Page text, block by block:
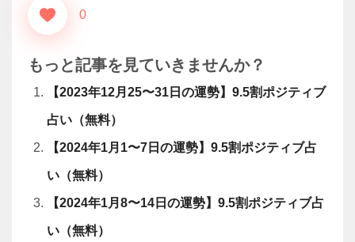
0
もっと記事を見ていきませんか？
【2023年12月25〜31日の運勢】9.5割ポジティブ
占い（無料）
【2024年1月1〜7日の運勢】9.5割ポジティブ占
い（無料）
【2024年1月8〜14日の運勢】9.5割ポジティブ占
い（無料）